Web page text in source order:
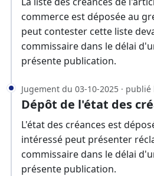
commerce est déposée au
peut contester cette liste
commissaire dans le délai
présente publication.
Jugement du 03-10-2025 · publié
Dépôt de l'état des
L'état des créances est
intéressé peut présenter
commissaire dans le délai
présente publication.